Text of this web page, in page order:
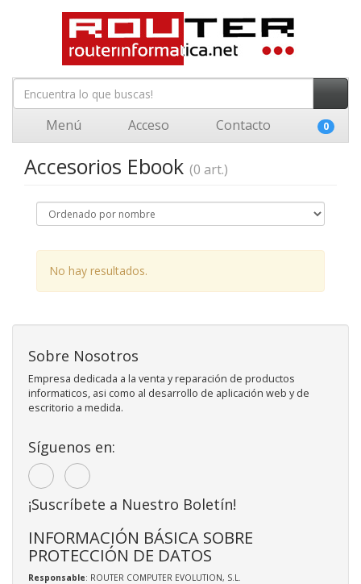
Menú Acceso Contacto 0
Accesorios Ebook (0 art.)
No hay resultados.
Sobre Nosotros
Empresa dedicada a la venta y reparación de productos
informaticos, asi como al desarrollo de aplicación web y de
escritorio a medida.
Síguenos en:
¡Suscríbete a Nuestro Boletín!
INFORMACIÓN BÁSICA SOBRE
PROTECCIÓN DE DATOS
Responsable: ROUTER COMPUTER EVOLUTION, S.L.